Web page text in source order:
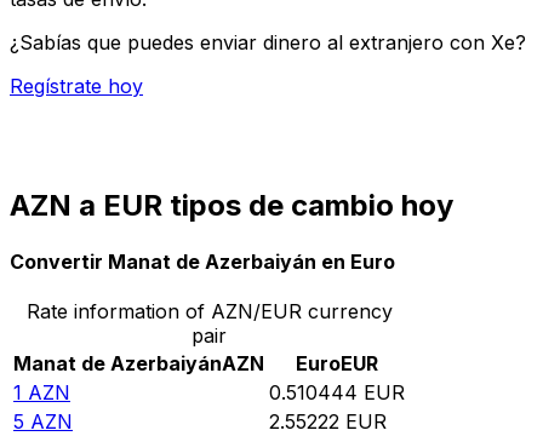
¿Sabías que puedes enviar dinero al extranjero con Xe?
Regístrate hoy
AZN a EUR tipos de cambio hoy
Convertir Manat de Azerbaiyán en Euro
Rate information of AZN/EUR currency
pair
Manat de AzerbaiyánAZN EuroEUR
1 AZN 0.510444 EUR
5 AZN 2.55222 EUR